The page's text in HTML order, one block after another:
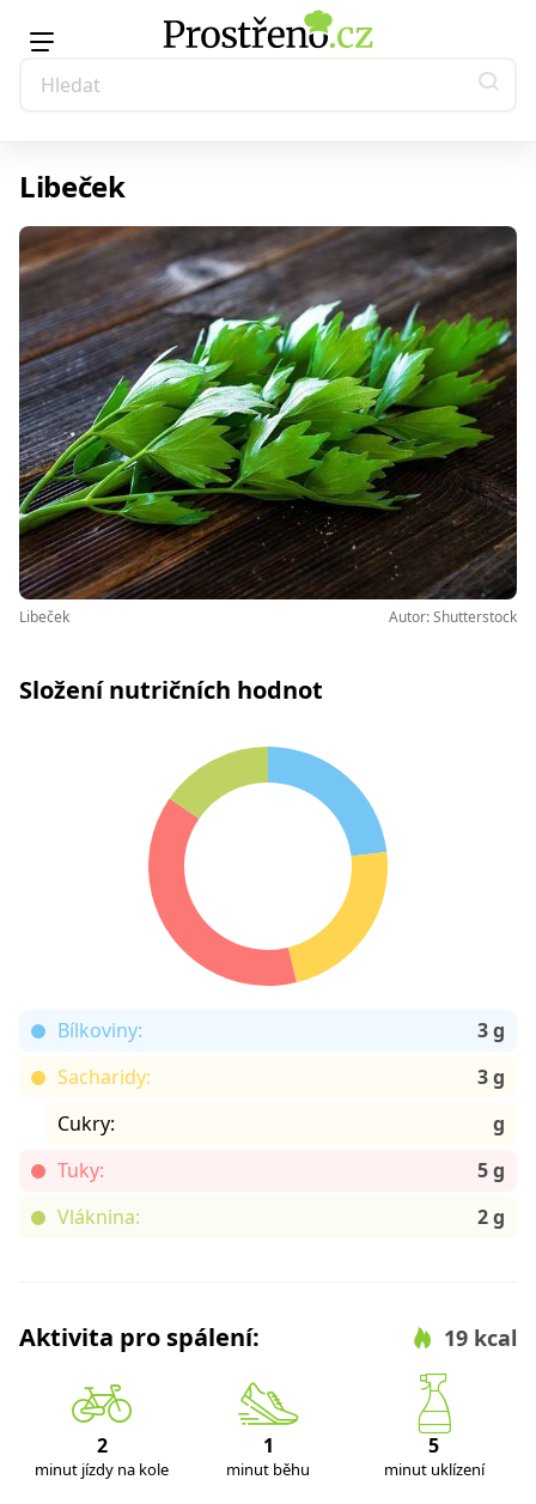
Libeček
Libeček Autor: Shutterstock
Složení nutričních hodnot
Bílkoviny:
3 g
Sacharidy:
3 g
Cukry:
g
Tuky:
5 g
Vláknina:
2 g
Aktivita pro spálení: 19 kcal
2
minut jízdy na kole
1
minut běhu
5
minut uklízení